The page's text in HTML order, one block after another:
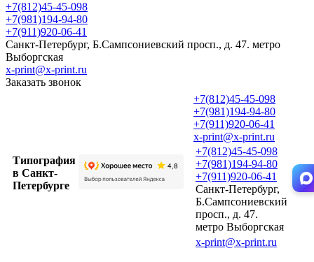
+7(812)45-45-098
+7(981)194-94-80
+7(911)920-06-41
Санкт-Петербург, Б.Сампсониевский просп., д. 47. метро
Выборгская
x-print@x-print.ru
Заказать звонок
Типография
в Санкт-
Петербурге
+7(812)45-45-098
+7(981)194-94-80
+7(911)920-06-41
x-print@x-print.ru
+7(812)45-45-098
+7(981)194-94-80
+7(911)920-06-41
Санкт-Петербург,
Б.Сампсониевский
просп., д. 47.
метро Выборгская
x-print@x-print.ru